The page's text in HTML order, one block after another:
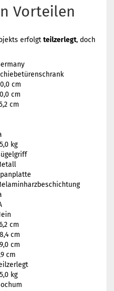
Vorteilen
erfolgt teilzerlegt, doch
cm
cm
cm
kg
cm
cm
cm
cm
kg